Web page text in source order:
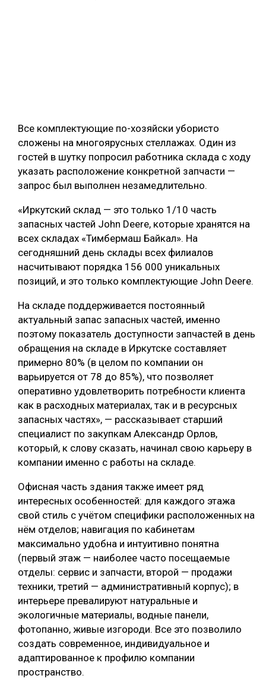
Все комплектующие по-хозяйски убористо
cложены на многоярусных стеллажах. Один из
гостей в шутку попросил работника склада с ходу
указать расположение конкретной запчасти —
запрос был выполнен незамедлительно.
«Иркутский склад — это только 1/10 часть
запасных частей John Deere, которые хранятся на
всех складах «Тимбермаш Байкал». На
сегодняшний день склады всех филиалов
насчитывают порядка 156 000 уникальных
позиций, и это только комплектующие John Deere.
На складе поддерживается постоянный
актуальный запас запасных частей, именно
поэтому показатель доступности запчастей в день
обращения на складе в Иркутске составляет
примерно 80% (в целом по компании он
варьируется от 78 до 85%), что позволяет
оперативно удовлетворить потребности клиента
как в расходных материалах, так и в ресурсных
запасных частях», — рассказывает старший
специалист по закупкам Александр Орлов,
который, к слову сказать, начинал свою карьеру в
компании именно с работы на складе.
Офисная часть здания также имеет ряд
интересных особенностей: для каждого этажа
свой стиль с учётом специфики расположенных на
нём отделов; навигация по кабинетам
максимально удобна и интуитивно понятна
(первый этаж — наиболее часто посещаемые
отделы: сервис и запчасти, второй — продажи
техники, третий — административный корпус); в
интерьере превалируют натуральные и
экологичные материалы, водные панели,
фотопанно, живые изгороди. Все это позволило
создать современное, индивидуальное и
адаптированное к профилю компании
пространство.